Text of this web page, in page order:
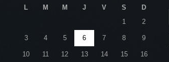
L M M J V S
D
1
2
3 4 5 6 7 8 9
10 11 12 13 14 15 16